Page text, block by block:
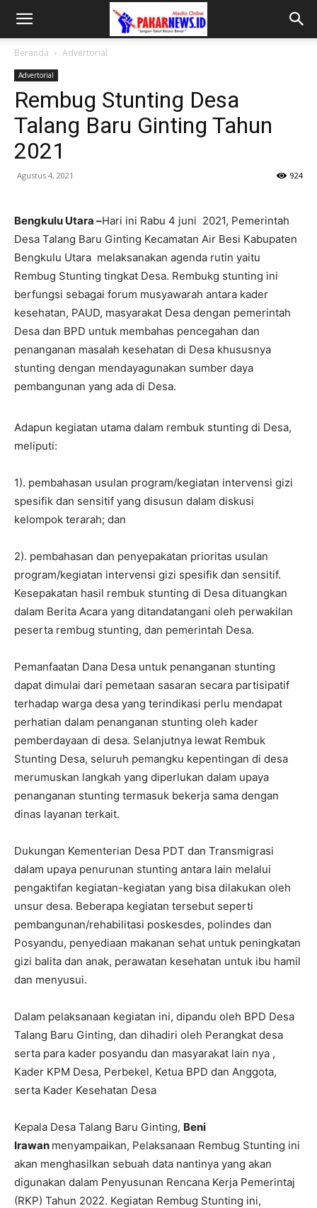
Beranda Advertorial
Advertorial
Rembug Stunting Desa
Talang Baru Ginting Tahun
2021
Agustus 4, 2021 924
Bengkulu Utara –Hari ini Rabu 4 juni 2021, Pemerintah
Desa Talang Baru Ginting Kecamatan Air Besi Kabupaten
Bengkulu Utara melaksanakan agenda rutin yaitu
Rembug Stunting tingkat Desa. Rembukg stunting ini
berfungsi sebagai forum musyawarah antara kader
kesehatan, PAUD, masyarakat Desa dengan pemerintah
Desa dan BPD untuk membahas pencegahan dan
penanganan masalah kesehatan di Desa khususnya
stunting dengan mendayagunakan sumber daya
pembangunan yang ada di Desa.
Adapun kegiatan utama dalam rembuk stunting di Desa,
meliputi:
1). pembahasan usulan program/kegiatan intervensi gizi
spesifik dan sensitif yang disusun dalam diskusi
kelompok terarah; dan
2). pembahasan dan penyepakatan prioritas usulan
program/kegiatan intervensi gizi spesifik dan sensitif.
Kesepakatan hasil rembuk stunting di Desa dituangkan
dalam Berita Acara yang ditandatangani oleh perwakilan
peserta rembug stunting, dan pemerintah Desa.
Pemanfaatan Dana Desa untuk penanganan stunting
dapat dimulai dari pemetaan sasaran secara partisipatif
terhadap warga desa yang terindikasi perlu mendapat
perhatian dalam penanganan stunting oleh kader
pemberdayaan di desa. Selanjutnya lewat Rembuk
Stunting Desa, seluruh pemangku kepentingan di desa
merumuskan langkah yang diperlukan dalam upaya
penanganan stunting termasuk bekerja sama dengan
dinas layanan terkait.
Dukungan Kementerian Desa PDT dan Transmigrasi
dalam upaya penurunan stunting antara lain melalui
pengaktifan kegiatan-kegiatan yang bisa dilakukan oleh
unsur desa. Beberapa kegiatan tersebut seperti
pembangunan/rehabilitasi poskesdes, polindes dan
Posyandu, penyediaan makanan sehat untuk peningkatan
gizi balita dan anak, perawatan kesehatan untuk ibu hamil
dan menyusui.
Dalam pelaksanaan kegiatan ini, dipandu oleh BPD Desa
Talang Baru Ginting, dan dihadiri oleh Perangkat desa
serta para kader posyandu dan masyarakat lain nya ,
Kader KPM Desa, Perbekel, Ketua BPD dan Anggota,
serta Kader Kesehatan Desa
Kepala Desa Talang Baru Ginting, Beni
Irawan menyampaikan, Pelaksanaan Rembug Stunting ini
akan menghasilkan sebuah data nantinya yang akan
digunakan dalam Penyusunan Rencana Kerja Pemerintaj
(RKP) Tahun 2022. Kegiatan Rembug Stunting ini,